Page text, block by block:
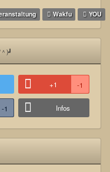
Wakfu YOU
)┛
+1 -1
-1 Infos